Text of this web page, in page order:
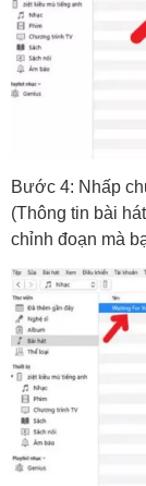
Bước 4: Nhấp
(Thông tin bài
chỉnh đoạn mà